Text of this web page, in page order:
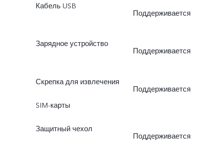
Кабель USB
Поддерживается
Зарядное устройство
Поддерживается
Скрепка для извлечения
SIM-карты
Поддерживается
Защитный чехол
Поддерживается